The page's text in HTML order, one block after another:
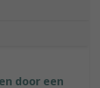
door een